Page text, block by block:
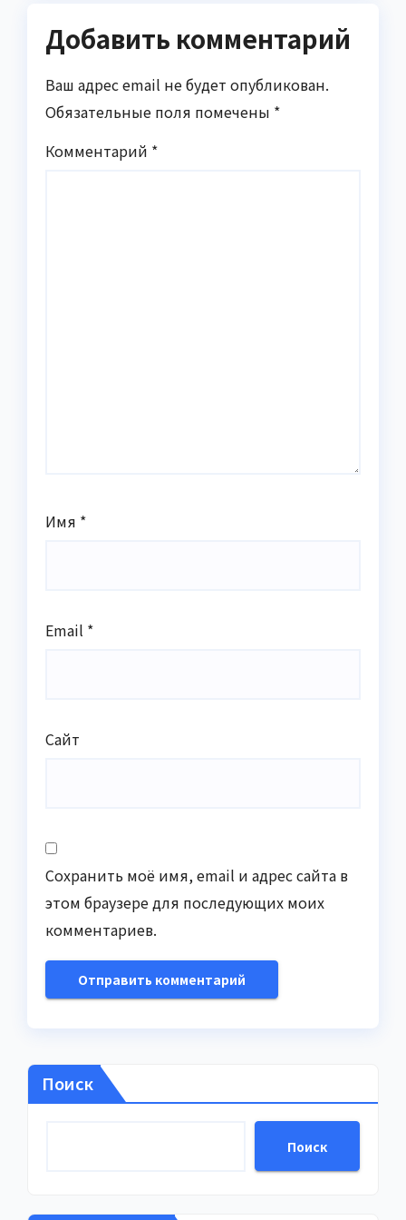
Добавить комментарий
Ваш адрес email не будет опубликован.
Обязательные поля помечены *
Комментарий *
Имя *
Email *
Сайт
Сохранить моё имя, email и адрес сайта в
этом браузере для последующих моих
комментариев.
Поиск
Поиск